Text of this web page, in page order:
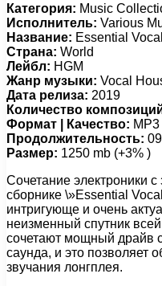
Категория: Music
Исполнитель: Various
Название: Essential
Страна: World
Лейбл: HGM
Жанр музыки: Vocal
Дата релиза: 2019
Количество
Формат | Качество:
Продолжительность:
Размер: 1250 mb (+3% )
Сочетание электроники
сборнике \»Essential
интригующе и очень
неизменный спутник
сочетают мощный драйв
саунда, и это позволяет
звучания лонгплея.